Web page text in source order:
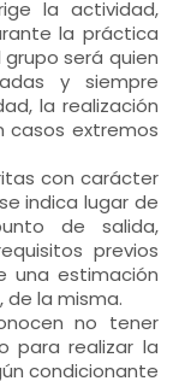
la actividad,
la práctica
será quien
y siempre
la realización
casos extremos
con carácter
indica lugar de
de salida,
previos
una estimación
de la misma.
no tener
para realizar la
condicionante